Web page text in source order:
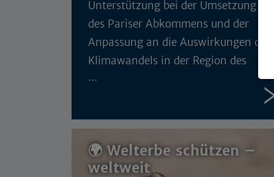
Unterstützung bei der Umsetzung
des Pariser Abkommens und der
Anpassung an die Auswirkungen des
Klimawandels in der Region des
Schwarzen Meeres
🌍 Welterbe schützen –
weltweit